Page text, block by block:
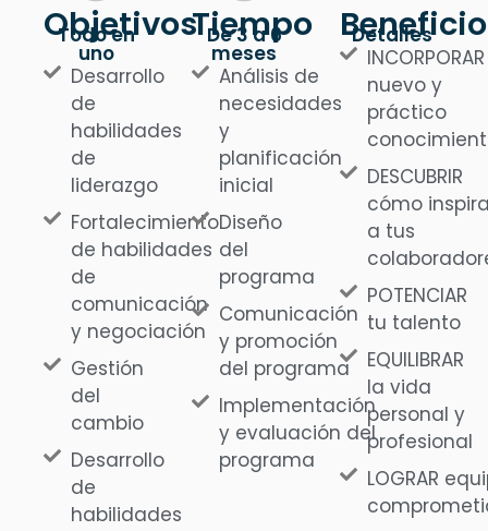
Objetivos
Todo en
uno
Desarrollo
de
habilidades
de
liderazgo
Fortalecimiento
de habilidades
de
comunicación
y negociación
Gestión
del
cambio
Desarrollo
de
habilidades
Tiempo
De 3 a 6
meses
Análisis de
necesidades
y
planificación
inicial
Diseño
del
programa
Comunicación
y promoción
del programa
Implementación
y evaluación del
programa
Detalles
INCORPORAR
nuevo y
práctico
DESCUBRIR
cómo
a tus
POTENCIAR
tu talento
EQUILIBRAR
la vida
personal y
profesional
LOGRAR